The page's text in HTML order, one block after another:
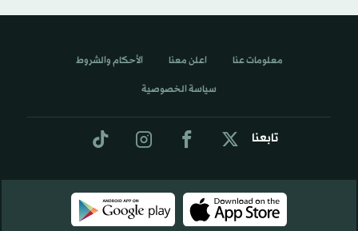
تابعنا
معلومات عنا اعلن معنا الأحكام والشروط
سياسة الخصوصية